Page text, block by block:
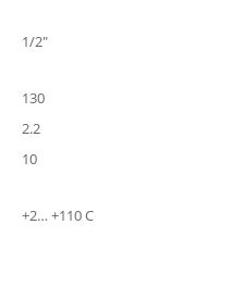
1/2"
130
2.2
10
+2… +110 С